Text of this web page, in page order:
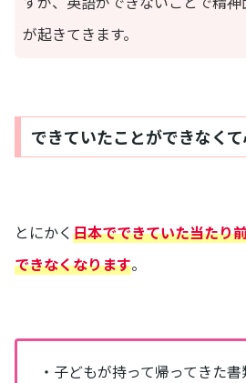
が起きてきます。
できていたことができなく
とにかく日本でできていた当たり
できなくなります。
・子どもが持って帰ってきた